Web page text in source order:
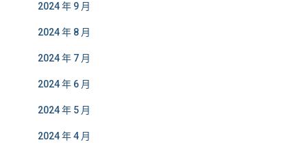
2024 年 9 月
2024 年 8 月
2024 年 7 月
2024 年 6 月
2024 年 5 月
2024 年 4 月